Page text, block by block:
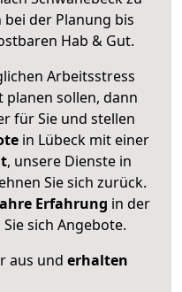
der Planung bis
Hab & Gut.
Arbeitsstress
planen sollen, dann
für Sie und stellen
in Lübeck mit einer
, unsere Dienste in
Sie sich zurück.
Erfahrung in der
sich Angebote.
aus und erhalten